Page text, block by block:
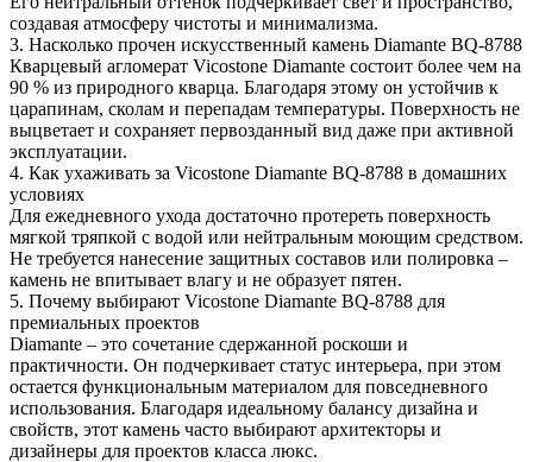
создавая атмосферу чистоты и минимализма.
3. Насколько прочен искусственный камень Diamante BQ-8788
Кварцевый агломерат Vicostone Diamante состоит более чем на
90 % из природного кварца. Благодаря этому он устойчив к
царапинам, сколам и перепадам температуры. Поверхность не
выцветает и сохраняет первозданный вид даже при активной
эксплуатации.
4. Как ухаживать за Vicostone Diamante BQ-8788 в домашних
условиях
Для ежедневного ухода достаточно протереть поверхность
мягкой тряпкой с водой или нейтральным моющим средством.
Не требуется нанесение защитных составов или полировка –
камень не впитывает влагу и не образует пятен.
5. Почему выбирают Vicostone Diamante BQ-8788 для
премиальных проектов
Diamante – это сочетание сдержанной роскоши и
практичности. Он подчеркивает статус интерьера, при этом
остается функциональным материалом для повседневного
использования. Благодаря идеальному балансу дизайна и
свойств, этот камень часто выбирают архитекторы и
дизайнеры для проектов класса люкс.